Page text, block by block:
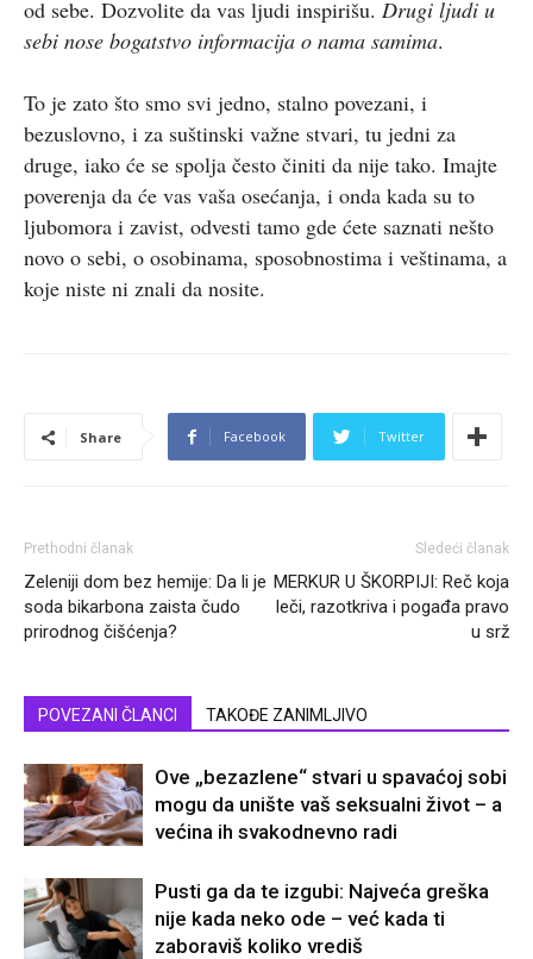
od sebe. Dozvolite da vas ljudi inspirišu. Drugi ljudi u
sebi nose bogatstvo informacija o nama samima.
To je zato što smo svi jedno, stalno povezani, i
bezuslovno, i za suštinski važne stvari, tu jedni za
druge, iako će se spolja često činiti da nije tako. Imajte
poverenja da će vas vaša osećanja, i onda kada su to
ljubomora i zavist, odvesti tamo gde ćete saznati nešto
novo o sebi, o osobinama, sposobnostima i veštinama, a
koje niste ni znali da nosite.
Share Facebook Twitter
Prethodni članak
Zeleniji dom bez hemije: Da li je
soda bikarbona zaista čudo
prirodnog čišćenja?
Sledeći članak
MERKUR U ŠKORPIJI: Reč koja
leči, razotkriva i pogađa pravo
u srž
POVEZANI ČLANCI TAKOĐE ZANIMLJIVO
Ove „bezazlene“ stvari u spavaćoj sobi
mogu da unište vaš seksualni život – a
većina ih svakodnevno radi
Pusti ga da te izgubi: Najveća greška
nije kada neko ode – već kada ti
zaboraviš koliko vrediš